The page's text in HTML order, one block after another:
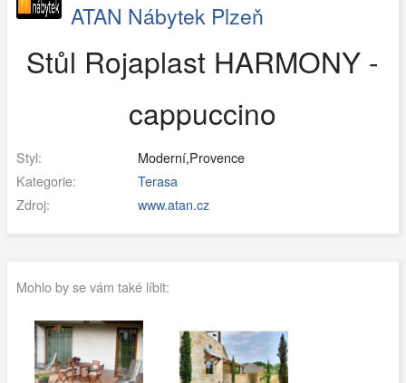
ATAN Nábytek Plzeň
Stůl Rojaplast HARMONY -
cappuccino
Styl:
Moderní,Provence
Kategorie:
Terasa
Zdroj:
www.atan.cz
Mohlo by se vám také líbit: